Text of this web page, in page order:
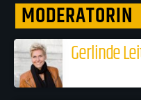
MODERATORIN
Gerlinde